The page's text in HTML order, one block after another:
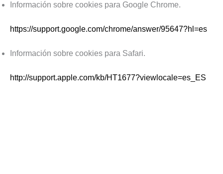
Información sobre cookies para Google Chrome.
https://support.google.com/chrome/answer/95647?hl=es
Información sobre cookies para Safari.
http://support.apple.com/kb/HT1677?viewlocale=es_ES